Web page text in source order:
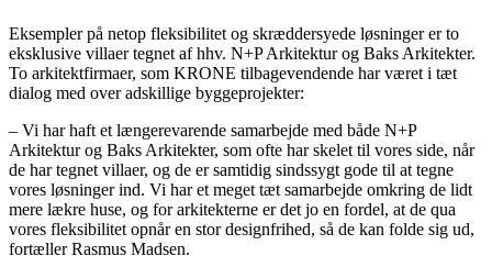
Eksempler på netop fleksibilitet og skræddersyede løsninger er to
eksklusive villaer tegnet af hhv. N+P Arkitektur og Baks Arkitekter.
To arkitektfirmaer, som KRONE tilbagevendende har været i tæt
dialog med over adskillige byggeprojekter:
– Vi har haft et længerevarende samarbejde med både N+P
Arkitektur og Baks Arkitekter, som ofte har skelet til vores side, når
de har tegnet villaer, og de er samtidig sindssygt gode til at tegne
vores løsninger ind. Vi har et meget tæt samarbejde omkring de lidt
mere lækre huse, og for arkitekterne er det jo en fordel, at de qua
vores fleksibilitet opnår en stor designfrihed, så de kan folde sig ud,
fortæller Rasmus Madsen.